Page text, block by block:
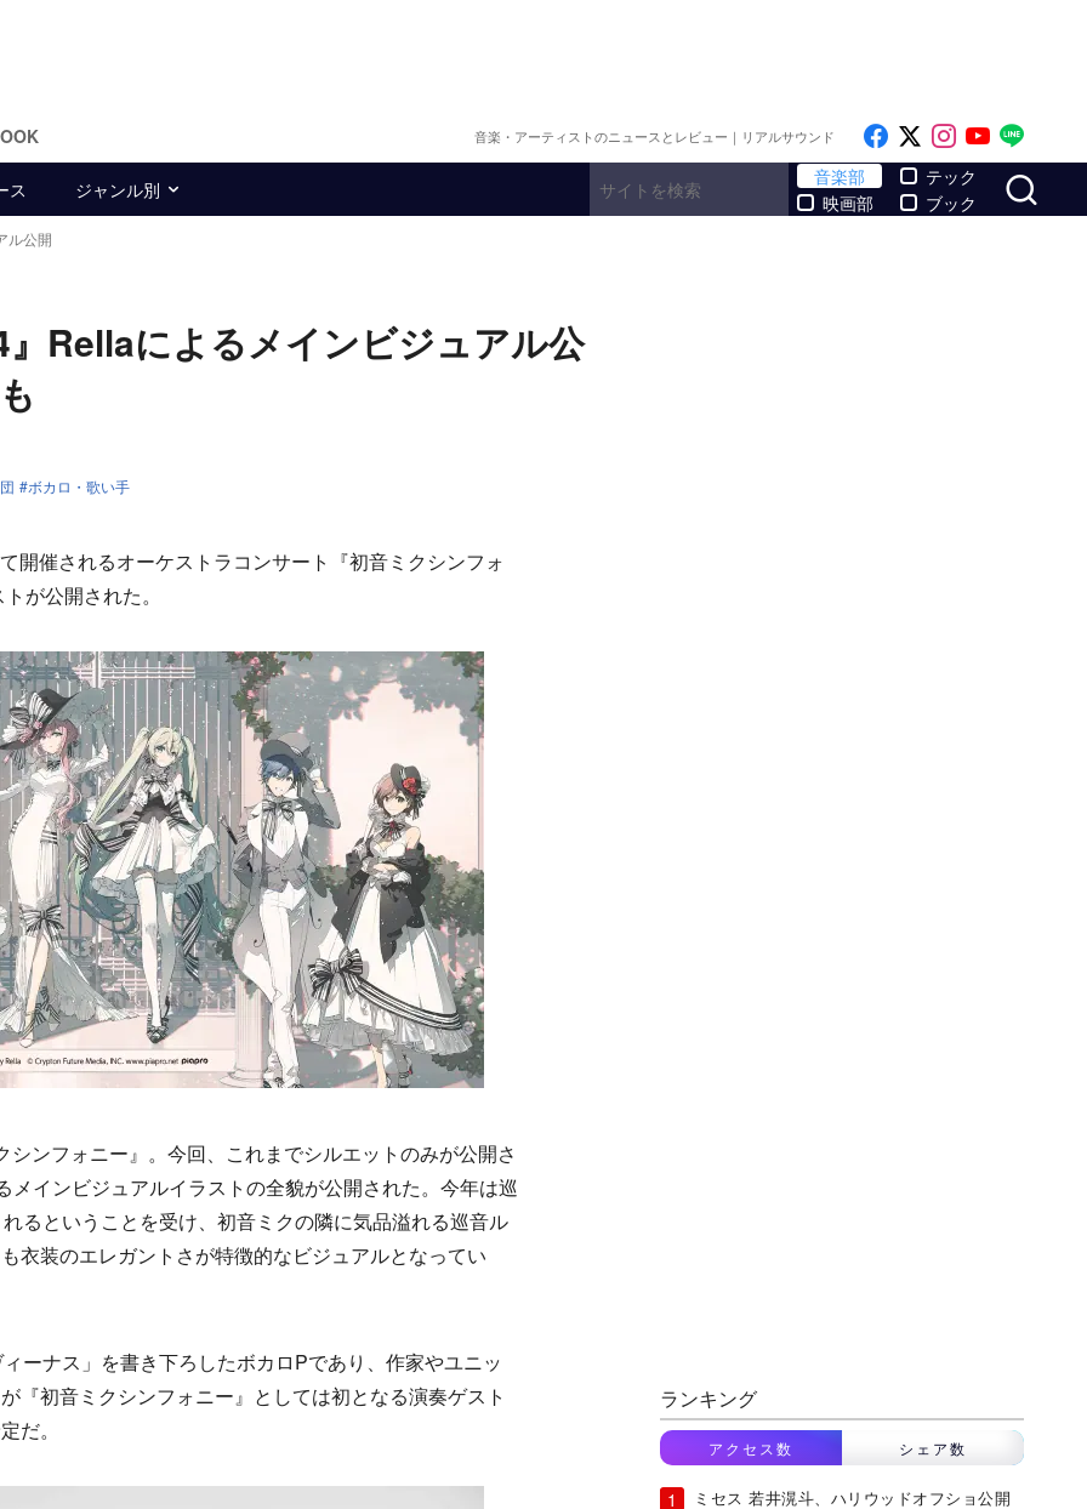
音楽・アーティストのニュースとレビュー｜リアルサウンド Like on Facebook
Follow on x
Follow on
Follow
ス ジャンル別
音楽部
映画部
テック
ブック
ル公開
Rellaによるメインビジュアル公
ボカロ・歌い手
催されるオーケストラコンサート『初音ミクシンフォ
が公開された。
ンフォニー』。今回、これまでシルエットのみが公開さ
インビジュアルイラストの全貌が公開された。今年は巡
るということを受け、初音ミクの隣に気品溢れる巡音ル
衣装のエレガントさが特徴的なビジュアルとなってい
ナス」を書き下ろしたボカロPであり、作家やユニッ
『初音ミクシンフォニー』としては初となる演奏ゲスト
だ。
ランキング
アクセス数 シェア数
ミセス 若井滉斗、ハリウッドオフショ公開